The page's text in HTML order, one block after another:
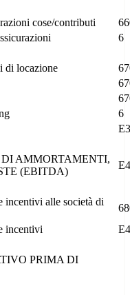
cose/contributi
6
di locazione
6
E3
AMMORTAMENTI,
(EBITDA)
E4
incentivi alle società di
incentivi E4
PRIMA DI